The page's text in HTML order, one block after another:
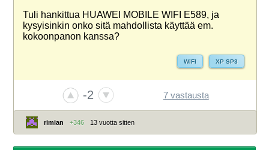
Tuli hankittua HUAWEI MOBILE WIFI E589, ja
kysyisinkin onko sitä mahdollista käyttää em.
kokoonpanon kanssa?
WIFI XP SP3
-2 7 vastausta
rimian +346 13 vuotta sitten